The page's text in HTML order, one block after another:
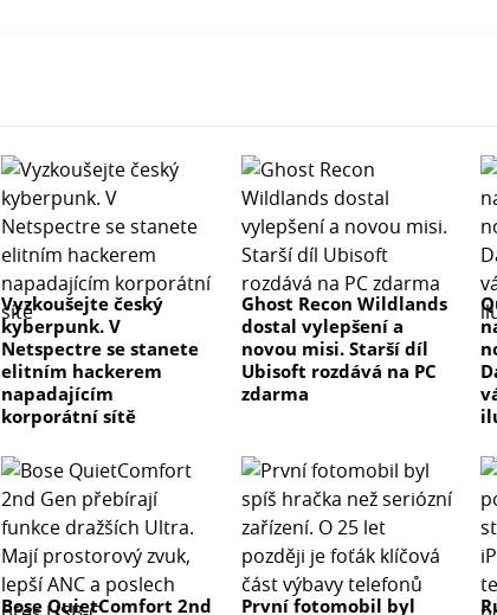
Vyzkoušejte český
kyberpunk. V
Netspectre se stanete
elitním hackerem
napadajícím
korporátní sítě
Ghost Recon Wildlands
dostal vylepšení a
novou misi. Starší díl
Ubisoft rozdává na PC
zdarma
Bose QuietComfort 2nd První fotomobil byl